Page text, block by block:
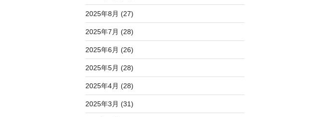
2025年8月 (27)
2025年7月 (28)
2025年6月 (26)
2025年5月 (28)
2025年4月 (28)
2025年3月 (31)